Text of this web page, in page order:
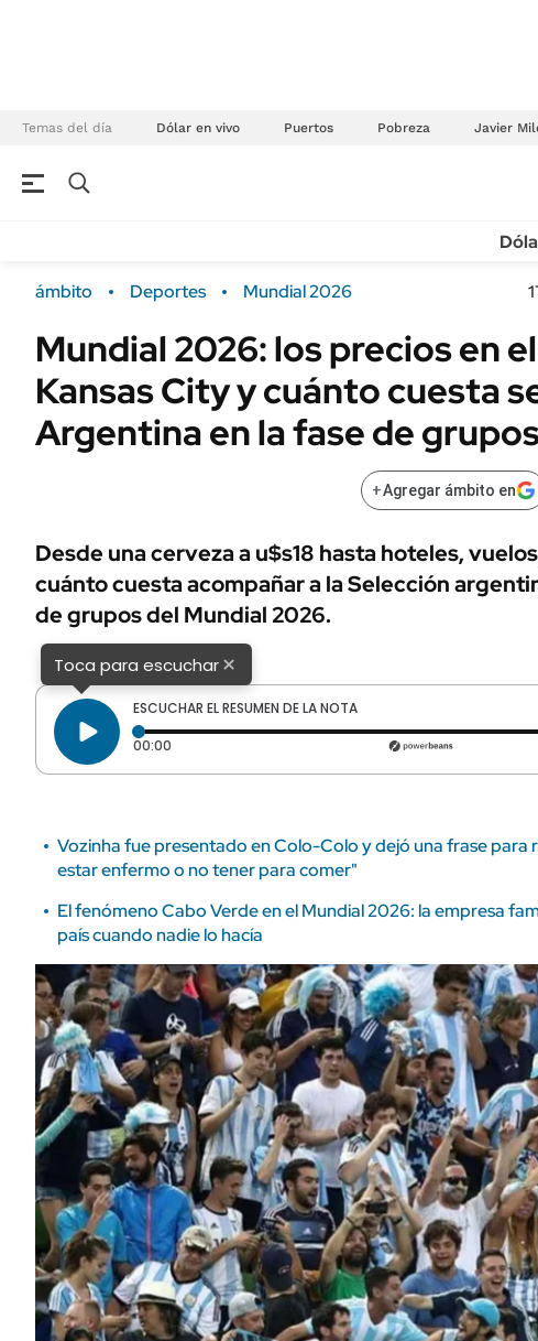
Temas del día Dólar en vivo Puertos Pobreza Javier
Campo
FINANZAS
Dólar
Sustentabilidad
Seguros
POLÍTICA
URUGUAY
ámbito Deportes Mundial 2026
Mundial 2026: los precios en
Kansas City y cuánto cuesta
Argentina en la fase de
+Agregar ámbito en
Desde una cerveza a u$s18 hasta hoteles,
cuánto cuesta acompañar a la Selección
de grupos del Mundial 2026.
Toca para escuchar×
ESCUCHAR EL RESUMEN DE LA NOTA
00:00 Tiempo transcurrido: 0 segundos
Vozinha fue presentado en Colo-Colo y dejó una frase para
estar enfermo o no tener para comer"
El fenómeno Cabo Verde en el Mundial 2026: la empresa
país cuando nadie lo hacía